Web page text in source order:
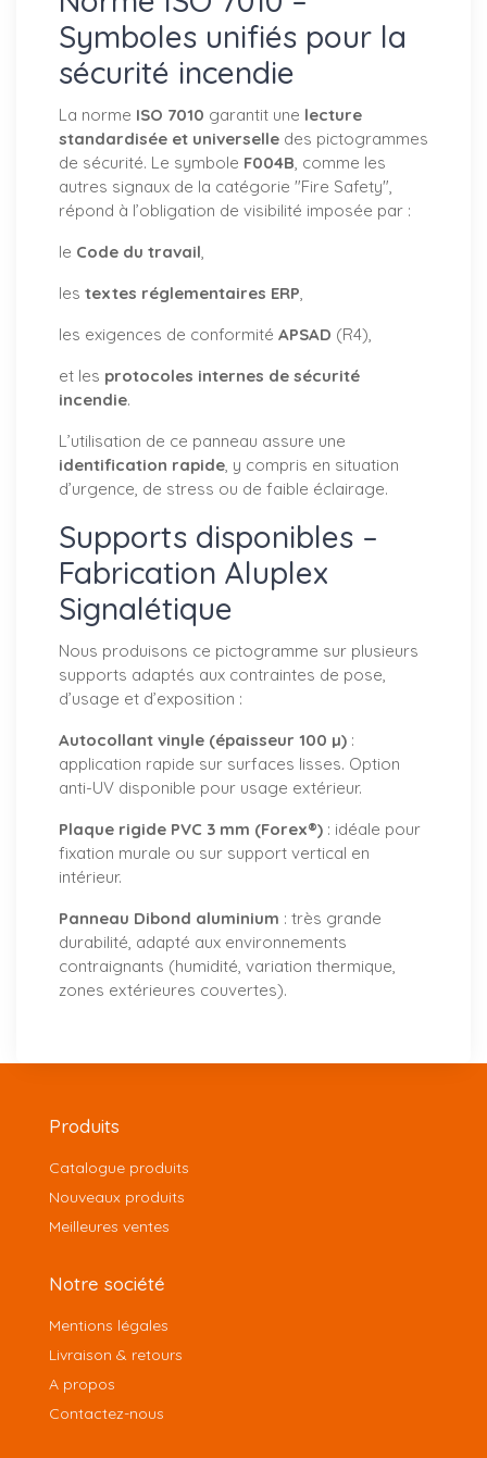
Symboles unifiés pour la
sécurité incendie
La norme ISO 7010 garantit une lecture
standardisée et universelle des pictogrammes
de sécurité. Le symbole F004B, comme les
autres signaux de la catégorie "Fire Safety",
répond à l’obligation de visibilité imposée par :
le Code du travail,
les textes réglementaires ERP,
les exigences de conformité APSAD (R4),
et les protocoles internes de sécurité
incendie.
L’utilisation de ce panneau assure une
identification rapide, y compris en situation
d’urgence, de stress ou de faible éclairage.
Supports disponibles –
Fabrication Aluplex
Signalétique
Nous produisons ce pictogramme sur plusieurs
supports adaptés aux contraintes de pose,
d’usage et d’exposition :
Autocollant vinyle (épaisseur 100 µ) :
application rapide sur surfaces lisses. Option
anti-UV disponible pour usage extérieur.
Plaque rigide PVC 3 mm (Forex®) : idéale pour
fixation murale ou sur support vertical en
intérieur.
Panneau Dibond aluminium : très grande
durabilité, adapté aux environnements
contraignants (humidité, variation thermique,
zones extérieures couvertes).
Produits
Catalogue produits
Nouveaux produits
Meilleures ventes
Notre société
Mentions légales
Livraison & retours
A propos
Contactez-nous